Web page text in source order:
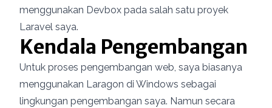
menggunakan Devbox pada salah satu proyek
Laravel saya.
Kendala Pengembangan
Untuk proses pengembangan web, saya biasanya
menggunakan Laragon di Windows sebagai
lingkungan pengembangan saya. Namun secara